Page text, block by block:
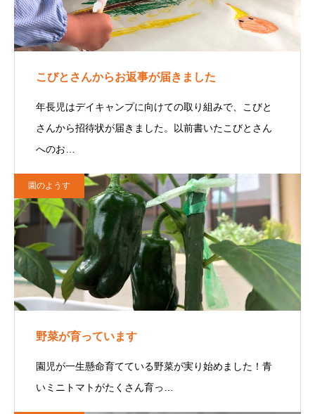
こびとさんからお返事が届きました
年長児はデイキャンプに向けての取り組みで、こびと
さんから招待状が届きました。以前書いたこびとさん
へのお…
園のようす
野菜が育っています
園児が一生懸命育てている野菜が実り始めました！青
いミニトマトがたくさん育っ…